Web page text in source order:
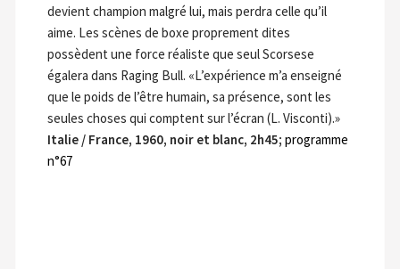
devient champion malgré lui, mais perdra celle qu’il
aime. Les scènes de boxe proprement dites
possèdent une force réaliste que seul Scorsese
égalera dans Raging Bull. «L’expérience m’a enseigné
que le poids de l’être humain, sa présence, sont les
seules choses qui comptent sur l’écran (L. Visconti).»
Italie / France, 1960, noir et blanc, 2h45; programme
n°67